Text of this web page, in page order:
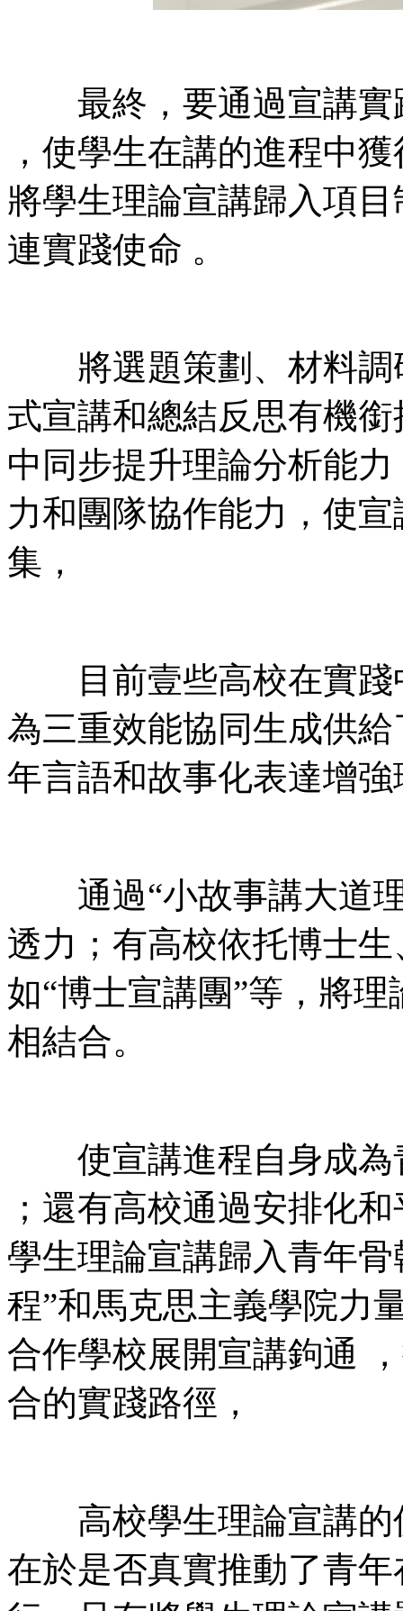
最終，要通過宣講實
，使學生在講的進程中獲
將學生理論宣講歸入項目
連實踐使命 。
將選題策劃、材料調
式宣講和總結反思有機銜接
中同步提升理論分析能力
力和團隊協作能力，
集，
目前壹些高校在實踐中
為三重效能協同生成供
年言語和故事化表達增強
通過“小故事講大道理”
透力；有高校依托博士
如“博士宣講團”等，將理
相結合。
使宣講進程自身成為
；還有高校通過安排化
學生理論宣講歸入青年骨
程”和馬克思主義學院力量
合作學校展開宣講鉤通
合的實踐路徑，
高校學生理論宣講的價
在於是否真實推動了青年在